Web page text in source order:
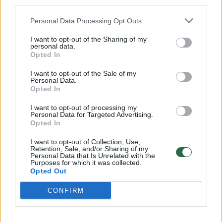
Personal Data Processing Opt Outs
I want to opt-out of the Sharing of my
personal data.
Opted In
I want to opt-out of the Sale of my
Personal Data.
Opted In
I want to opt-out of processing my
Personal Data for Targeted Advertising.
Opted In
I want to opt-out of Collection, Use,
Retention, Sale, and/or Sharing of my
Personal Data that Is Unrelated with the
Purposes for which it was collected.
Opted Out
CONFIRM
32 laipsnių šilumos
Žinios | Orai
Nufilmavo, kaip patvino Vilniaus Vakarinis aplinkkelis:
vaizdas pribloškia
Žinios | Lietuvos diena
00:02:01
„Pagarba pirmajai premjerei“: pasidalijo jautriais
Žinios | Lietuvos diena
Visi įrašai